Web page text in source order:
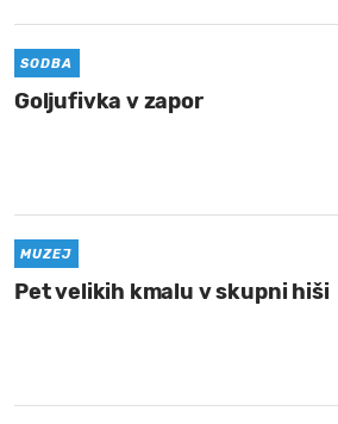
SODBA
Goljufivka v zapor
MUZEJ
Pet velikih kmalu v skupni hiši